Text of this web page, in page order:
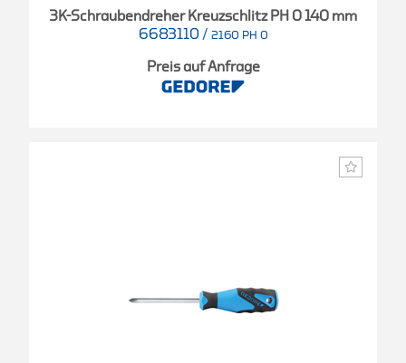
3K-Schraubendreher Kreuzschlitz PH 0 140 mm
6683110 / 2160 PH 0
Preis auf Anfrage